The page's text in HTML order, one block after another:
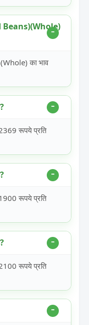
Beans)(Whole)
का भाव
रूपये प्रति
रूपये प्रति
रूपये प्रति